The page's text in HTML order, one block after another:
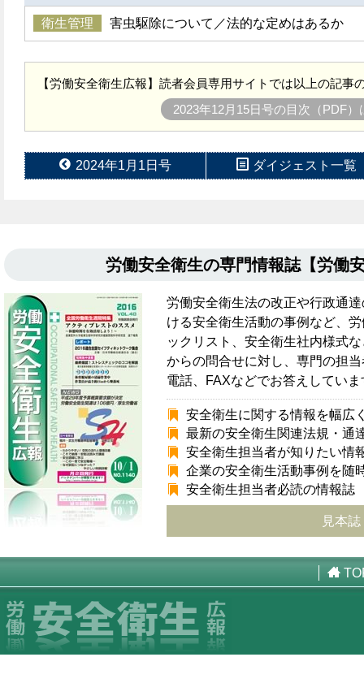
衛生管理 害虫駆除について／法的な定めはあるか
【労働安全衛生広報】読者会員専用サイトでは以上の記事
2023年12月15日号の目次（PDF
2024年1月1日号 ダイジェスト一覧
労働安全衛生の専門情報誌【労
労働安全衛生法の改正や行政通
ける安全衛生活動の事例など、
ックリスト、安全衛生社内様式
からの問合せに対し、専門の担
電話、FAXなどでお答えしていま
安全衛生に関する情報を幅広
最新の安全衛生関連法規・通
安全衛生担当者が知りたい情
企業の安全衛生活動事例を随
安全衛生担当者必読の情報誌
見本